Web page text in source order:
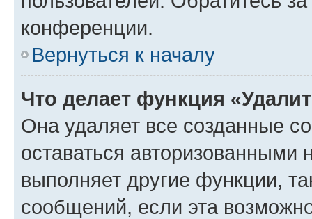
конференции.
Вернуться к началу
Что делает функция
Она удаляет все созданные
оставаться авторизованными
выполняет другие функции,
сообщений, если эта